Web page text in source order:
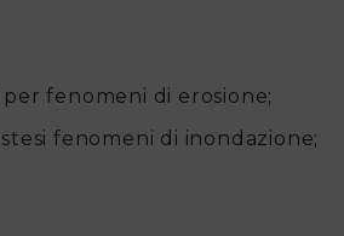
fenomeni di erosione;
fenomeni di inondazione;